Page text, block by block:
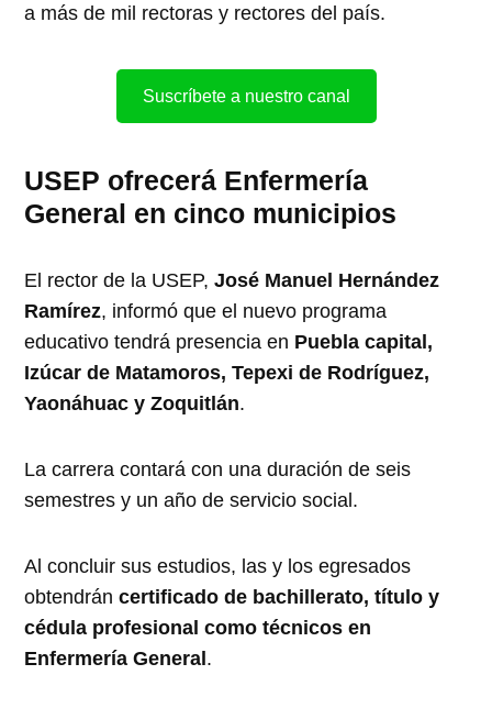
a más de mil rectoras y rectores del país.
Suscríbete a nuestro canal
USEP ofrecerá Enfermería
General en cinco municipios
El rector de la USEP,José Manuel Hernández
Ramírez, informó que el nuevo programa
educativo tendrá presencia en Puebla capital,
Izúcar de Matamoros, Tepexi de Rodríguez,
Yaonáhuac y Zoquitlán.
La carrera contará con una duración de seis
semestres y un año de servicio social.
Al concluir sus estudios, las y los egresados
obtendráncertificado de bachillerato, título y
cédula profesional como técnicos en
Enfermería General.